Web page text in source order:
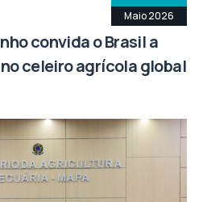
Maio 2026
convida o Brasil a
celeiro agrícola global